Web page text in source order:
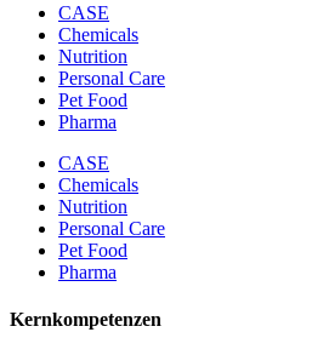
CASE
Chemicals
Nutrition
Personal Care
Pet Food
Pharma
CASE
Chemicals
Nutrition
Personal Care
Pet Food
Pharma
Kernkompetenzen